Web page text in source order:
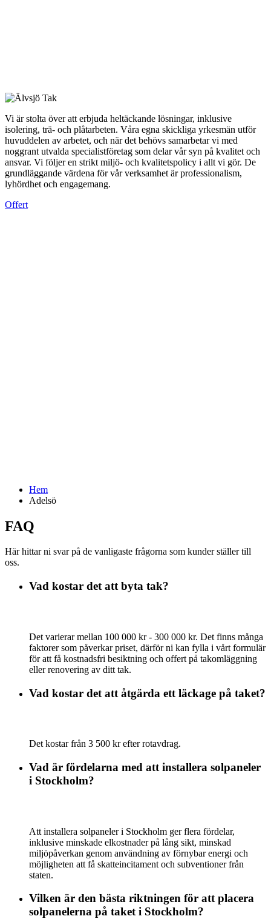
Vi är stolta över att erbjuda heltäckande lösningar, inklusive
isolering, trä- och plåtarbeten. Våra egna skickliga yrkesmän utför
huvuddelen av arbetet, och när det behövs samarbetar vi med
noggrant utvalda specialistföretag som delar vår syn på kvalitet och
ansvar. Vi följer en strikt miljö- och kvalitetspolicy i allt vi gör. De
grundläggande värdena för vår verksamhet är professionalism,
lyhördhet och engagemang.
Offert
Hem
Adelsö
FAQ
Här hittar ni svar på de vanligaste frågorna som kunder ställer till
oss.
Vad kostar det att byta tak?
Det varierar mellan 100 000 kr - 300 000 kr. Det finns många
faktorer som påverkar priset, därför ni kan fylla i vårt formulär
för att få kostnadsfri besiktning och offert på takomläggning
eller renovering av ditt tak.
Vad kostar det att åtgärda ett läckage på taket?
Det kostar från 3 500 kr efter rotavdrag.
Vad är fördelarna med att installera solpaneler
i Stockholm?
Att installera solpaneler i Stockholm ger flera fördelar,
inklusive minskade elkostnader på lång sikt, minskad
miljöpåverkan genom användning av förnybar energi och
möjligheten att få skatteincitament och subventioner från
staten.
Vilken är den bästa riktningen för att placera
solpanelerna på taket i Stockholm?